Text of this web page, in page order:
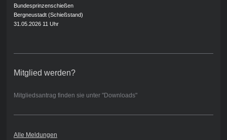
Bundesprinzenschießen
Bergneustadt (Schießstand)
31.05.2026 11 Uhr
Mitglied werden?
Mitgliedsantrag finden sie unter "Downloads"
Alle Meldungen